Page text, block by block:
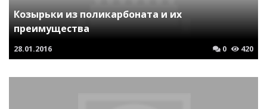
Козырьки из поликарбоната и их
преимущества
28.01.2016 0 420